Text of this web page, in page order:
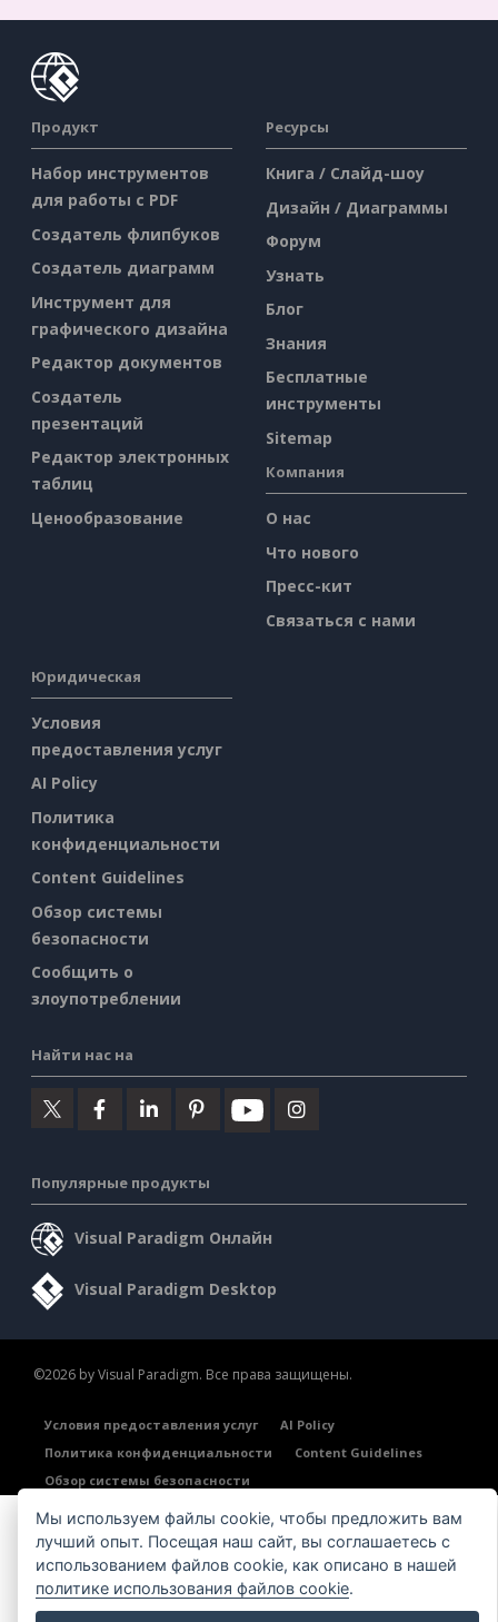
Продукт
Набор инструментов
для работы с PDF
Создатель флипбуков
Создатель диаграмм
Инструмент для
графического дизайна
Редактор документов
Создатель
презентаций
Редактор электронных
таблиц
Ценообразование
Ресурсы
Книга / Слайд-шоу
Дизайн / Диаграммы
Форум
Узнать
Блог
Знания
Бесплатные
инструменты
Sitemap
Компания
О нас
Что нового
Пресс-кит
Связаться с нами
Юридическая
Условия
предоставления услуг
AI Policy
Политика
конфиденциальности
Content Guidelines
Обзор системы
безопасности
Сообщить о
злоупотреблении
Найти нас на
Популярные продукты
Visual Paradigm Онлайн
Visual Paradigm Desktop
©2026 by Visual Paradigm. Все права защищены.
Условия предоставления услуг
AI Policy
Политика конфиденциальности
Content Guidelines
Обзор системы безопасности
Мы используем файлы cookie, чтобы предложить вам
лучший опыт. Посещая наш сайт, вы соглашаетесь с
использованием файлов cookie, как описано в нашей
политике использования файлов cookie.